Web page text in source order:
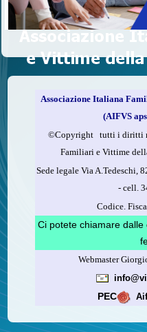
C'è un modo di contribuire alle
delle vittime della strada e per
loro familiari che non costa
Compila la scheda CUD o
Firma nel riquadro indicato
organizzazioni non lucrative di
Indica nel riquadro il codice
97184320584
Leggi
(versione
Associazione Italiana
(AIFVS
©​Copyright tutti i diritti
Familiari e Vittime
Sede legale Via A.Tedeschi,
-cell.
Codice.
Ci potete chiamare
Webmaster
PEC